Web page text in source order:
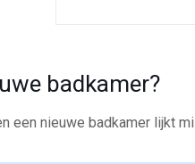
badkamer?
een nieuwe badkamer lijkt